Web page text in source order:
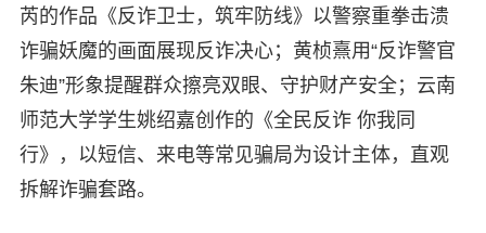
芮的作品《反诈卫士，筑牢防线》以警察重拳击溃
诈骗妖魔的画面展现反诈决心；黄桢熹用“反诈警官
朱迪”形象提醒群众擦亮双眼、守护财产安全；云南
师范大学学生姚绍嘉创作的《全民反诈 你我同
行》，以短信、来电等常见骗局为设计主体，直观
拆解诈骗套路。